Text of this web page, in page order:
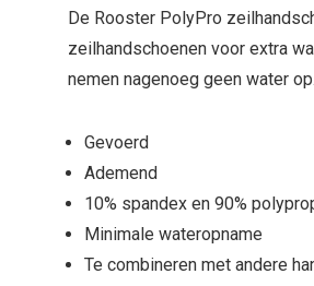
De Rooster PolyPro
zeilhandschoenen voor extra
nemen nagenoeg geen water op.
Gevoerd
Ademend
10% spandex en 90%
Minimale wateropname
Te combineren met andere